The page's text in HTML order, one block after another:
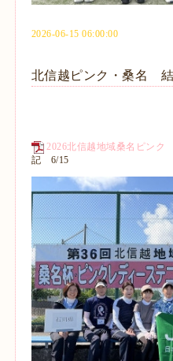
2026-06-15 06:00:00
北信越ピンク・桑名
2026北信越地域桑名ピンク
記 6/15